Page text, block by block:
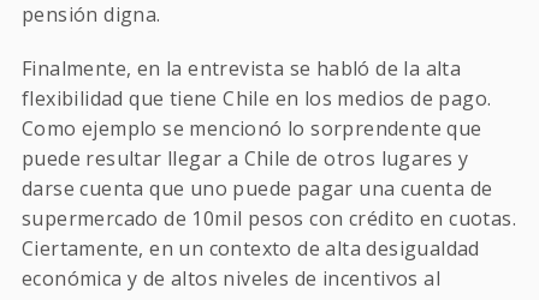
pensión digna.
Finalmente, en la entrevista se habló de la alta
flexibilidad que tiene Chile en los medios de pago.
Como ejemplo se mencionó lo sorprendente que
puede resultar llegar a Chile de otros lugares y
darse cuenta que uno puede pagar una cuenta de
supermercado de 10mil pesos con crédito en cuotas.
Ciertamente, en un contexto de alta desigualdad
económica y de altos niveles de incentivos al